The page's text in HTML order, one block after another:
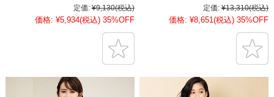
定価: ¥9,130(税込)
価格: ¥5,934(税込) 35%OFF
定価: ¥13,310(税込)
価格: ¥8,651(税込) 35%OFF